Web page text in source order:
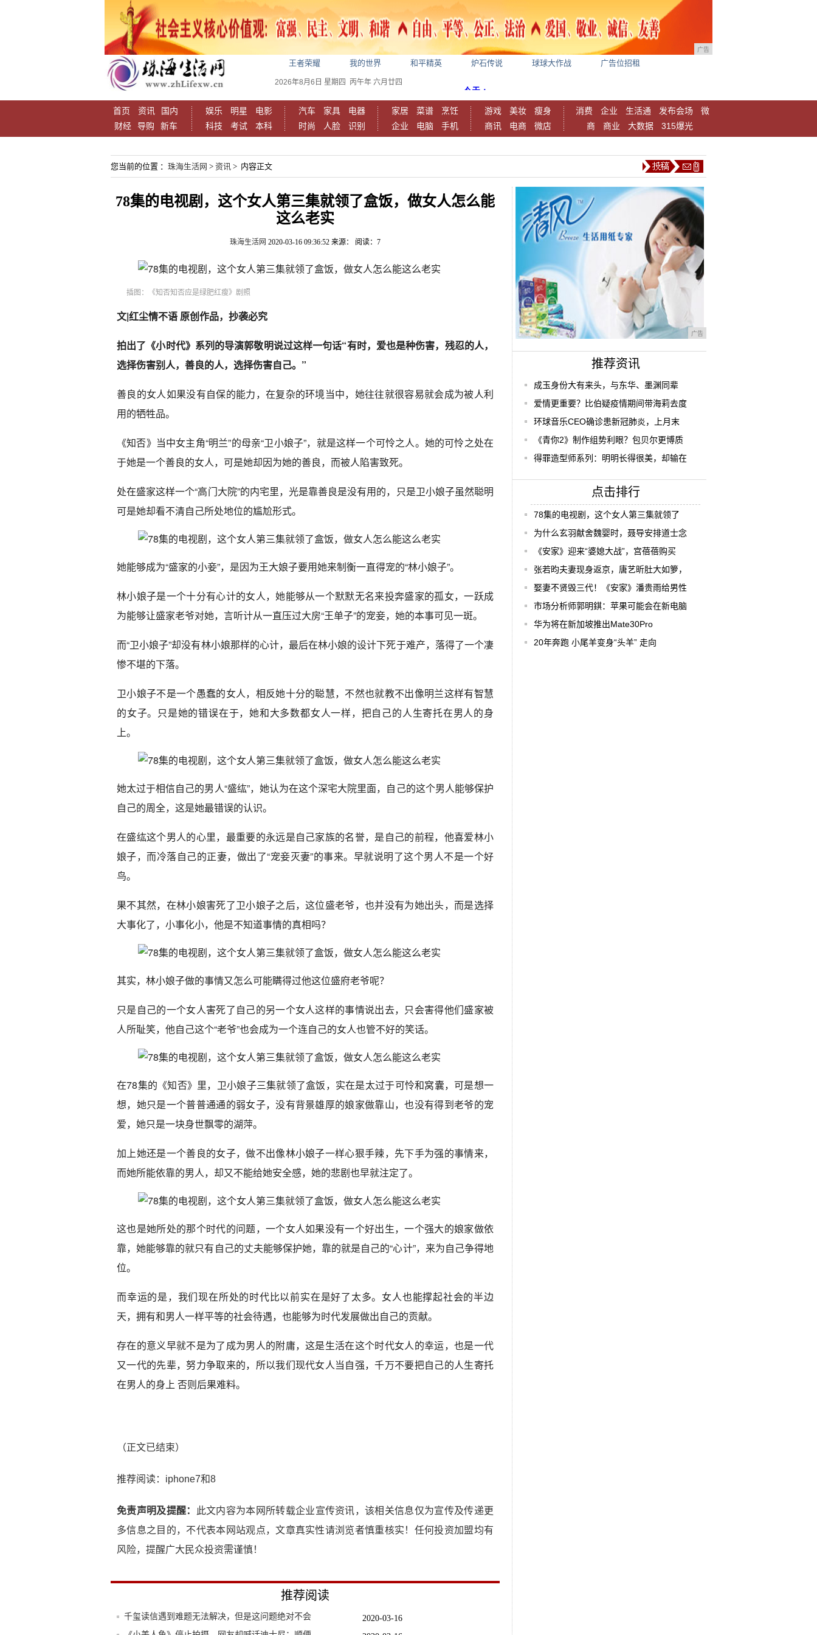
广告
王者荣耀 我的世界 和平精英 炉石传说 球球大作战 广告位招租
2026年8月6日 星期四 丙午年 六月廿四
首页 资讯
国内
财经
导购 新车
娱乐 明星
电影
科技
考试 本科
汽车 家具
电器
时尚
人脸 识别
家居 菜谱
烹饪
企业
电脑 手机
游戏 美妆
瘦身
商讯
电商 微店
消费 企业 生活通 发布会场
微
商
商业 大数据 315爆光
您当前的位置 ： 珠海生活网 > 资讯 > 内容正文
78集的电视剧，这个女人第三集就领了盒饭，做女人怎么能
这么老实
珠海生活网 2020-03-16 09:36:52 来源： 阅读：7
插图：《知否知否应是绿肥红瘦》剧照
文|红尘情不语 原创作品，抄袭必究
拍出了《小时代》系列的导演郭敬明说过这样一句话“有时，爱也是种伤害，残忍的人，
选择伤害别人，善良的人，选择伤害自己。”
善良的女人如果没有自保的能力，在复杂的环境当中，她往往就很容易就会成为被人利
用的牺牲品。
《知否》当中女主角“明兰”的母亲“卫小娘子”，就是这样一个可怜之人。她的可怜之处在
于她是一个善良的女人，可是她却因为她的善良，而被人陷害致死。
处在盛家这样一个“高门大院”的内宅里，光是靠善良是没有用的，只是卫小娘子虽然聪明
可是她却看不清自己所处地位的尴尬形式。
她能够成为“盛家的小妾”，是因为王大娘子要用她来制衡一直得宠的“林小娘子”。
林小娘子是一个十分有心计的女人，她能够从一个默默无名来投奔盛家的孤女，一跃成
为能够让盛家老爷对她，言听计从一直压过大房“王单子”的宠妾，她的本事可见一斑。
而“卫小娘子”却没有林小娘那样的心计，最后在林小娘的设计下死于难产，落得了一个凄
惨不堪的下落。
卫小娘子不是一个愚蠢的女人，相反她十分的聪慧，不然也就教不出像明兰这样有智慧
的女子。只是她的错误在于，她和大多数都女人一样，把自己的人生寄托在男人的身
上。
她太过于相信自己的男人“盛纮”，她认为在这个深宅大院里面，自己的这个男人能够保护
自己的周全，这是她最错误的认识。
在盛纮这个男人的心里，最重要的永远是自己家族的名誉，是自己的前程，他喜爱林小
娘子，而冷落自己的正妻，做出了“宠妾灭妻”的事来。早就说明了这个男人不是一个好
鸟。
果不其然，在林小娘害死了卫小娘子之后，这位盛老爷，也并没有为她出头，而是选择
大事化了，小事化小，他是不知道事情的真相吗？
其实，林小娘子做的事情又怎么可能瞒得过他这位盛府老爷呢？
只是自己的一个女人害死了自己的另一个女人这样的事情说出去，只会害得他们盛家被
人所耻笑，他自己这个“老爷”也会成为一个连自己的女人也管不好的笑话。
在78集的《知否》里，卫小娘子三集就领了盒饭，实在是太过于可怜和窝囊，可是想一
想，她只是一个普普通通的弱女子，没有背景雄厚的娘家做靠山，也没有得到老爷的宠
爱，她只是一块身世飘零的湖萍。
加上她还是一个善良的女子，做不出像林小娘子一样心狠手辣，先下手为强的事情来，
而她所能依靠的男人，却又不能给她安全感，她的悲剧也早就注定了。
这也是她所处的那个时代的问题，一个女人如果没有一个好出生，一个强大的娘家做依
靠，她能够靠的就只有自己的丈夫能够保护她，靠的就是自己的“心计”，来为自己争得地
位。
而幸运的是，我们现在所处的时代比以前实在是好了太多。女人也能撑起社会的半边
天，拥有和男人一样平等的社会待遇，也能够为时代发展做出自己的贡献。
存在的意义早就不是为了成为男人的附庸，这是生活在这个时代女人的幸运，也是一代
又一代的先辈，努力争取来的，所以我们现代女人当自强，千万不要把自己的人生寄托
在男人的身上 否则后果难料。
（正文已结束）
推荐阅读： iphone7和8
免责声明及提醒：
此文内容为本网所转载企业宣传资讯，该相关信息仅为宣传及传递更
多信息之目的，不代表本网站观点，文章真实性请浏览者慎重核实！任何投资加盟均有
风险，提醒广大民众投资需谨慎！
推荐阅读
2020-03-16
千玺读信遇到难题无法解决，但是这问题绝对不会
广告
推荐资讯
​成玉身份大有来头，与东华、墨渊同辈
爱情更重要？比伯疑疫情期间带海莉去度
环球音乐CEO确诊患新冠肺炎，上月末
《青你2》制作组势利眼？包贝尔更博质
得罪造型师系列：明明长得很美，却输在
点击排行
78集的电视剧，这个女人第三集就领了
为什么玄羽献舍魏婴时，聂导安排道士念
《安家》迎来“婆媳大战”，宫蓓蓓购买
张若昀夫妻现身返京，唐艺昕肚大如箩，
娶妻不贤毁三代！《安家》潘贵雨给男性
市场分析师郭明錤：苹果可能会在新电脑
华为将在新加坡推出Mate30Pro
20年奔跑 小尾羊变身“头羊” 走向